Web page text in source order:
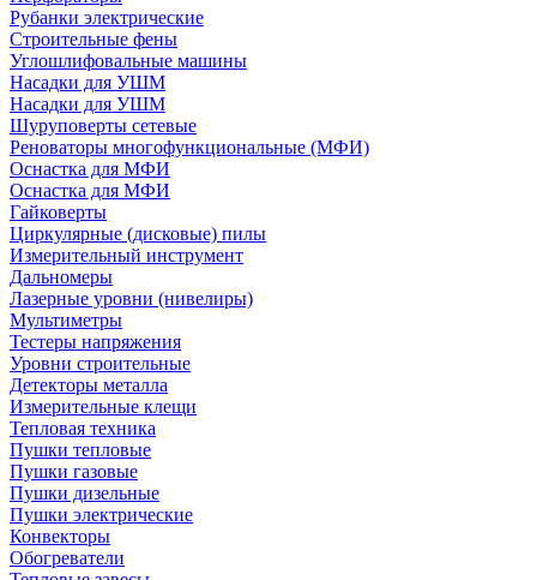
Рубанки электрические
Строительные фены
Углошлифовальные машины
Насадки для УШМ
Насадки для УШМ
Шуруповерты сетевые
Реноваторы многофункциональные (МФИ)
Оснастка для МФИ
Оснастка для МФИ
Гайковерты
Циркулярные (дисковые) пилы
Измерительный инструмент
Дальномеры
Лазерные уровни (нивелиры)
Мультиметры
Тестеры напряжения
Уровни строительные
Детекторы металла
Измерительные клещи
Тепловая техника
Пушки тепловые
Пушки газовые
Пушки дизельные
Пушки электрические
Конвекторы
Обогреватели